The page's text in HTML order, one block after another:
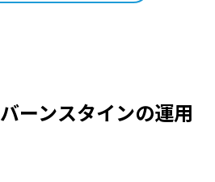
ーンスタインの運用